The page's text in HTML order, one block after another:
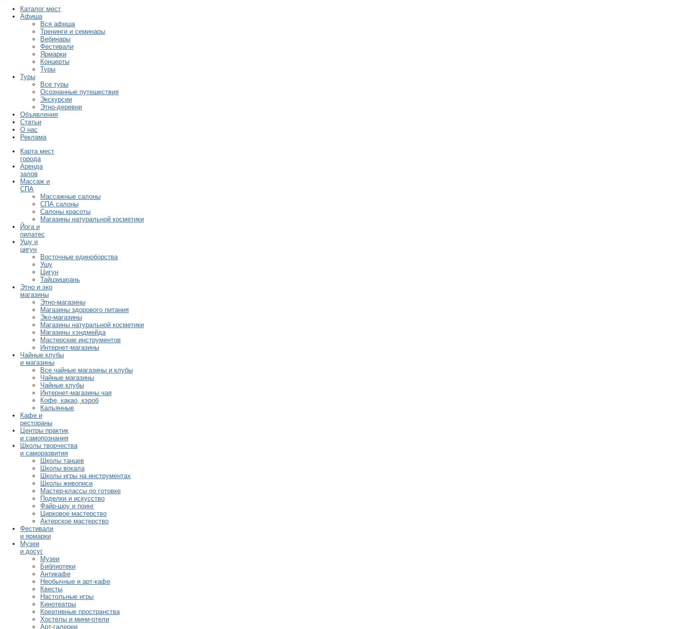
Каталог мест
Афиша
Вся афиша
Тренинги и семинары
Вебинары
Фестивали
Ярмарки
Концерты
Туры
Туры
Все туры
Осознанные путешествия
Экскурсии
Этно-деревни
Объявления
Статьи
О нас
Реклама
Карта мест
города
Аренда
залов
Массаж и
СПА
Массажные салоны
СПА салоны
Салоны красоты
Магазины натуральной косметики
Йога и
пилатес
Ушу и
цигун
Восточные единоборства
Ушу
Цигун
Тайцзицюань
Этно и эко
магазины
Этно-магазины
Магазины здорового питания
Эко-магазины
Магазины натуральной косметики
Магазины хэндмейда
Мастерские инструментов
Интернет-магазины
Чайные клубы
и магазины
Все чайные магазины и клубы
Чайные магазины
Чайные клубы
Интернет-магазины чая
Кофе, какао, кэроб
Кальянные
Кафе и
рестораны
Центры практик
и самопознания
Школы творчества
и саморазвития
Школы танцев
Школы вокала
Школы игры на инструментах
Школы живописи
Мастер-классы по готовке
Поделки и искусство
Файр-шоу и поинг
Цирковое мастерство
Актерское мастерство
Фестивали
и ярмарки
Музеи
и досуг
Музеи
Библиотеки
Антикафе
Необычные и арт-кафе
Квесты
Настольные игры
Кинотеатры
Креативные пространства
Хостелы и мини-отели
Арт-галереи